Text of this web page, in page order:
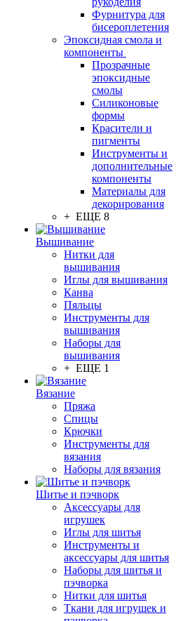
Фурнитура для
бисероплетения
Эпоксидная смола и
компоненты
Прозрачные
эпоксидные
смолы
Силиконовые
формы
Красители и
пигменты
Инструменты и
дополнительные
компоненты
Материалы для
декорирования
+ ЕЩЕ 8
Вышивание
Нитки для
вышивания
Иглы для вышивания
Канва
Пяльцы
Инструменты для
вышивания
Наборы для
вышивания
+ ЕЩЕ 1
Вязание
Пряжа
Спицы
Крючки
Инструменты для
вязания
Наборы для вязания
Шитье и пэчворк
Аксессуары для
игрушек
Иглы для шитья
Инструменты и
аксессуары для шитья
Наборы для шитья и
пэчворка
Нитки для шитья
Ткани для игрушек и